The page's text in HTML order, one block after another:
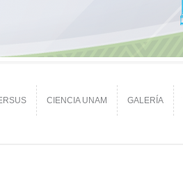
CIENCIA UNAM GALERÍA